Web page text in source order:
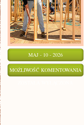
MAJ - 10 - 2026
MOŻLIWOŚĆ KOMENTOWANIA